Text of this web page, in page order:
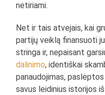
netiriami.
Net ir tais atvejais, kai
partijų veiklą finansuoti
stringa ir, nepaisant
dalinimo, identiškai
panaudojimas,
savus leidinius istorijos